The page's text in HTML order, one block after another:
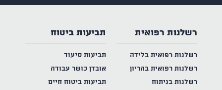
רשלנות רפואית
רשלנות רפואית בלידה
רשלנות רפואית בהריון
רשלנות בניתוח
תביעות ביטוח
תביעות סיעוד
אובדן כושר עבודה
תביעות ביטוח חיים